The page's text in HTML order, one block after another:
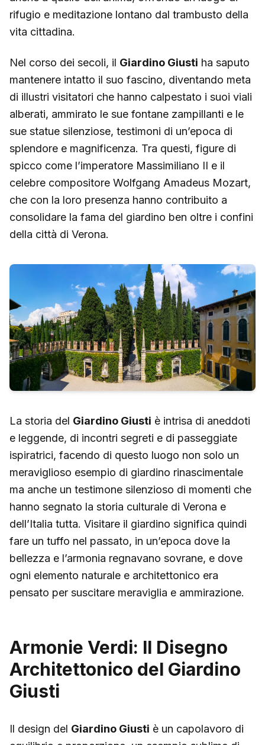
rifugio e meditazione lontano dal trambusto della
vita cittadina.
Nel corso dei secoli, il Giardino Giusti ha saputo
mantenere intatto il suo fascino, diventando meta
di illustri visitatori che hanno calpestato i suoi viali
alberati, ammirato le sue fontane zampillanti e le
sue statue silenziose, testimoni di un’epoca di
splendore e magnificenza. Tra questi, figure di
spicco come l’imperatore Massimiliano II e il
celebre compositore Wolfgang Amadeus Mozart,
che con la loro presenza hanno contribuito a
consolidare la fama del giardino ben oltre i confini
della città di Verona.
La storia del Giardino Giusti è intrisa di aneddoti
e leggende, di incontri segreti e di passeggiate
ispiratrici, facendo di questo luogo non solo un
meraviglioso esempio di giardino rinascimentale
ma anche un testimone silenzioso di momenti che
hanno segnato la storia culturale di Verona e
dell’Italia tutta. Visitare il giardino significa quindi
fare un tuffo nel passato, in un’epoca dove la
bellezza e l’armonia regnavano sovrane, e dove
ogni elemento naturale e architettonico era
pensato per suscitare meraviglia e ammirazione.
Armonie Verdi: Il Disegno
Architettonico del Giardino
Giusti
Il design del Giardino Giusti è un capolavoro di